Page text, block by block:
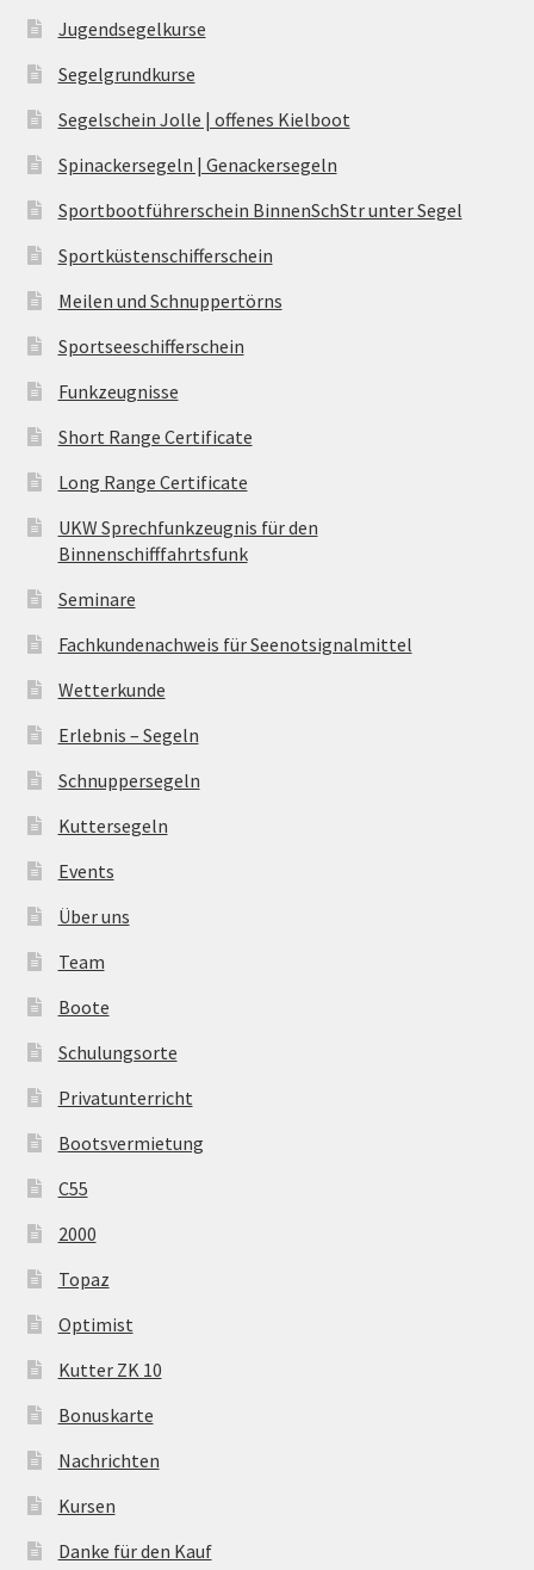
Jugendsegelkurse
Segelgrundkurse
Segelschein Jolle | offenes Kielboot
Spinackersegeln | Genackersegeln
Sportbootführerschein BinnenSchStr unter Segel
Sportküstenschifferschein
Meilen und Schnuppertörns
Sportseeschifferschein
Funkzeugnisse
Short Range Certificate
Long Range Certificate
UKW Sprechfunkzeugnis für den
Binnenschifffahrtsfunk
Seminare
Fachkundenachweis für Seenotsignalmittel
Wetterkunde
Erlebnis – Segeln
Schnuppersegeln
Kuttersegeln
Events
Über uns
Team
Boote
Schulungsorte
Privatunterricht
Bootsvermietung
C55
2000
Topaz
Optimist
Kutter ZK 10
Bonuskarte
Nachrichten
Kursen
Danke für den Kauf